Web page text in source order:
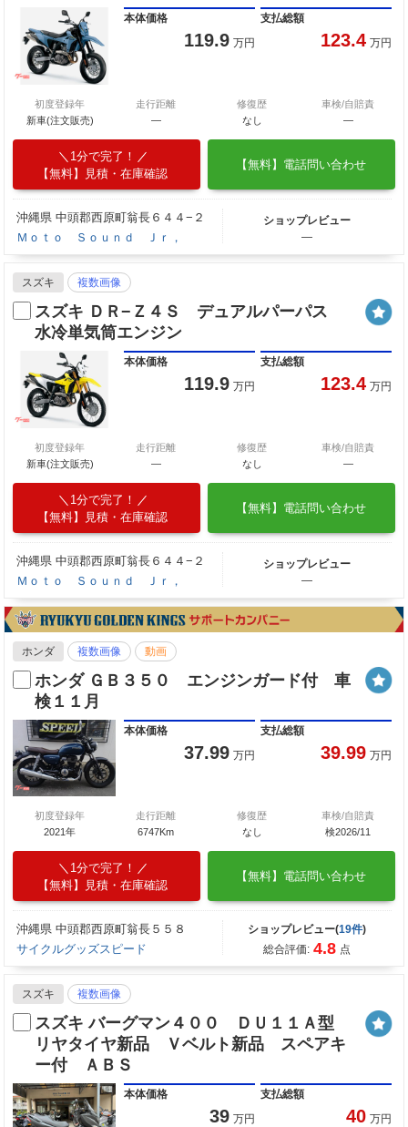
本体価格
119.9 万円
支払総額
123.4 万円
初度登録年
新車(注文販売)
走行距離
―
修復歴
なし
車検/自賠責
―
1分で完了！
【無料】見積・在庫確認
【無料】電話問い合わせ
沖縄県 中頭郡西原町翁長６４４−２
Ｍｏｔｏ Ｓｏｕｎｄ Ｊｒ，
ショップレビュー
―
スズキ 複数画像
スズキ ＤＲ−Ｚ４Ｓ デュアルパーパス
水冷単気筒エンジン
本体価格
119.9 万円
支払総額
123.4 万円
初度登録年
新車(注文販売)
走行距離
―
修復歴
なし
車検/自賠責
―
1分で完了！
【無料】見積・在庫確認
【無料】電話問い合わせ
沖縄県 中頭郡西原町翁長６４４−２
Ｍｏｔｏ Ｓｏｕｎｄ Ｊｒ，
ショップレビュー
―
ホンダ 複数画像 動画
ホンダ ＧＢ３５０ エンジンガード付 車
検１１月
本体価格
37.99 万円
支払総額
39.99 万円
初度登録年
2021年
走行距離
6747Km
修復歴
なし
車検/自賠責
検2026/11
1分で完了！
【無料】見積・在庫確認
【無料】電話問い合わせ
沖縄県 中頭郡西原町翁長５５８
サイクルグッズスピード
ショップレビュー(19件)
総合評価: 4.8 点
スズキ 複数画像
スズキ バーグマン４００ ＤＵ１１Ａ型
リヤタイヤ新品 Ｖベルト新品 スペアキ
ー付 ＡＢＳ
本体価格
39 万円
支払総額
40 万円